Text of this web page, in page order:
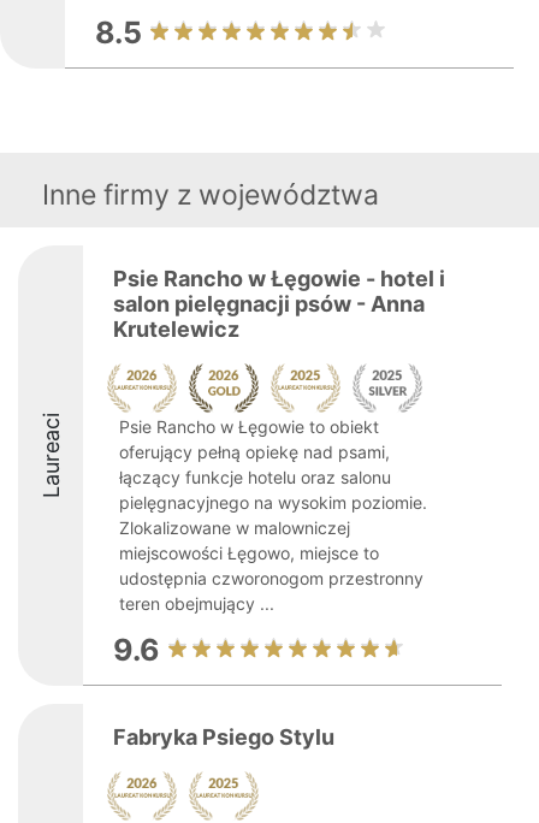
8.5
Inne firmy z województwa
Laureaci
Psie Rancho w Łęgowie - hotel i
salon pielęgnacji psów - Anna
Krutelewicz
Psie Rancho w Łęgowie to obiekt
oferujący pełną opiekę nad psami,
łączący funkcje hotelu oraz salonu
pielęgnacyjnego na wysokim poziomie.
Zlokalizowane w malowniczej
miejscowości Łęgowo, miejsce to
udostępnia czworonogom przestronny
teren obejmujący ...
9.6
Fabryka Psiego Stylu